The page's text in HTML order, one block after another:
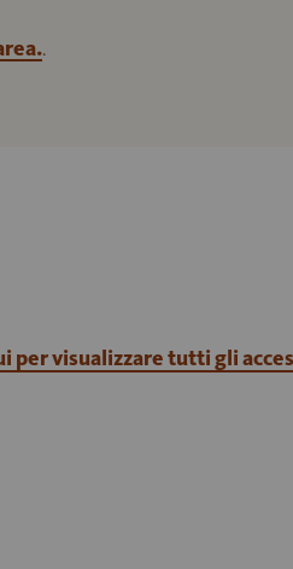
.
per visualizzare tutti gli